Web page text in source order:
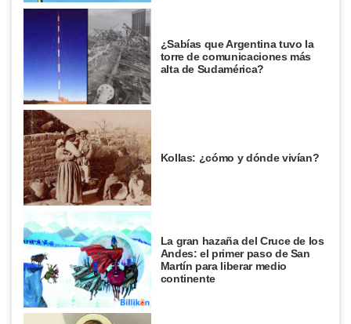
¿Sabías que Argentina tuvo la
torre de comunicaciones más
alta de Sudamérica?
Kollas: ¿cómo y dónde vivían?
La gran hazaña del Cruce de los
Andes: el primer paso de San
Martín para liberar medio
continente